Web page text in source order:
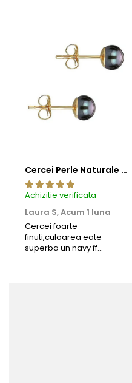
Cercei Perle Naturale Negre 5-6 mm, Buton AAA, Aur 14K (aur 585), Tip Șurub | KASKADDA®
Achizitie verificata
Laura S,Acum 1 luna
Cercei foarte
finuti,culoarea eate
superba un navy ff